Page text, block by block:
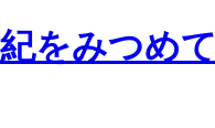
をみつめて